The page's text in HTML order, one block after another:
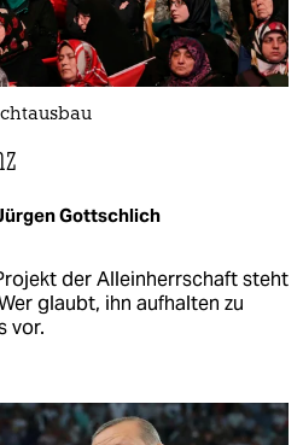
Gottschlich
der Alleinherrschaft steht
glaubt, ihn aufhalten zu
vor.